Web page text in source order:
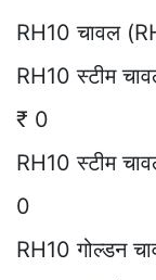
RH10 चावल
RH10 स्टीम
₹ 0
RH10 स्टीम
0
RH10 गोल्डन